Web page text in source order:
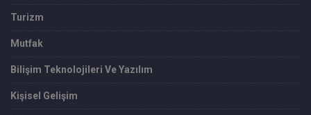
Turizm
Mutfak
Bilişim Teknolojileri Ve Yazılım
Kişisel Gelişim